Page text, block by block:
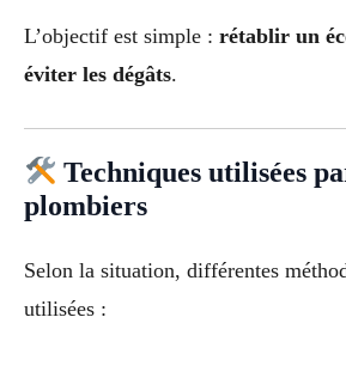
L’objectif est simple : rétablir un
éviter les dégâts.
Techniques utilisées
plombiers
Selon la situation, différentes
utilisées :